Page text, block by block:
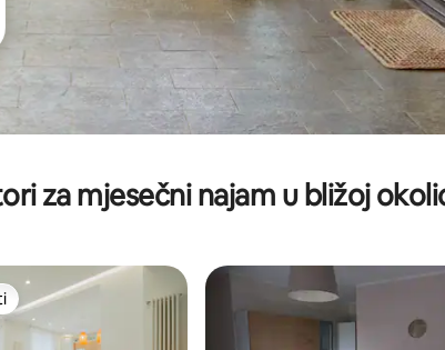
za mjesečni najam u bližoj
s oznakom „Odabrali gosti”